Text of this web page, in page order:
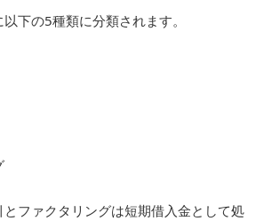
下の5種類に分類されます。
ファクタリングは短期借入金として処